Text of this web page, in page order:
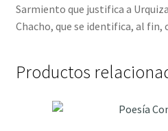
Sarmiento que justifica a
Chacho, que se identifica, al fin,
Productos